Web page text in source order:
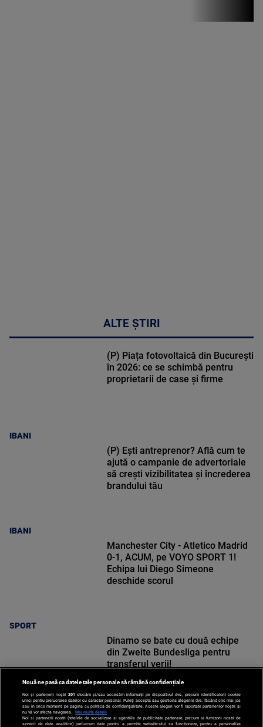
ALTE ȘTIRI
IBANI
(P) Piața fotovoltaică din București
în 2026: ce se schimbă pentru
proprietarii de case și firme
IBANI
(P) Ești antreprenor? Află cum te
ajută o campanie de advertoriale
să crești vizibilitatea și încrederea
brandului tău
SPORT
Manchester City - Atletico Madrid
0-1, ACUM, pe VOYO SPORT 1!
Echipa lui Diego Simeone
deschide scorul
SPORT
Dinamo se bate cu două echipe
din Zweite Bundesliga pentru
transferul verii!
Nouă ne pasă ca datele tale personale să rămână confidențiale
Noi și partenerii noștri 201 stocăm și/sau accesăm informații pe dispozitivul dvs., precum identificatorii cookie
unici pentru prelucrarea datelor cu caracter personal. Puteți accepta sau gestiona alegerile dvs. făcând clic mai jos
sau în orice moment, pe pagina cu politica de confidențialitate. Aceste alegeri vor fi raportate partenerilor noștri și
nu vă vor afecta navigarea.
Mai multe detalii
Noi si partenerii nostri (retelele de socializare si agentiile de publicitate partenere, precum si furnizorii nostri de
servicii de date analitice) prelucram date pentru a permite website-ului sa functioneze, pentru a personaliza